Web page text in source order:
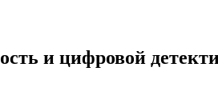
и цифровой